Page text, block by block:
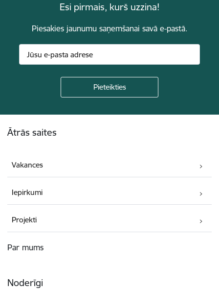
Esi pirmais, kurš uzzina!
Piesakies jaunumu saņemšanai savā e-pastā.
Ātrās saites
Vakances
Iepirkumi
Projekti
Par mums
Noderīgi